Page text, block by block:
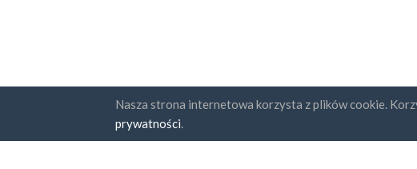
Nasza strona internetowa korzysta z plików cookie.
prywatności